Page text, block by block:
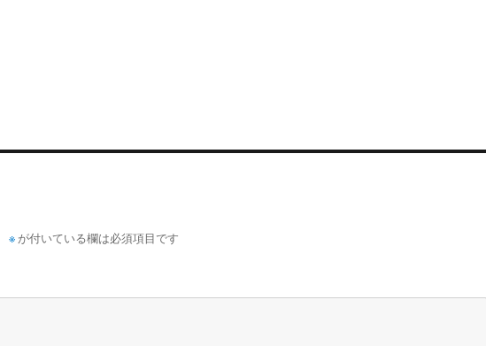
※ が付いている欄は必須項目です